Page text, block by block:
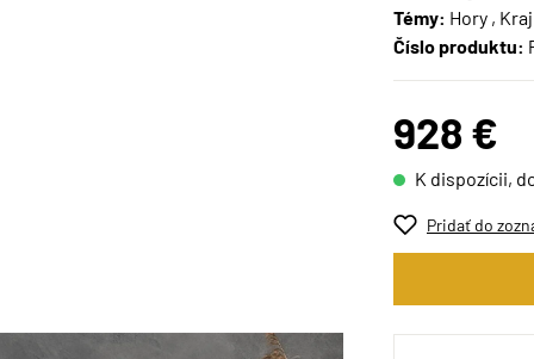
Témy: Hory ,
Číslo produktu:
928 €
K dispozícii,
Pridať do